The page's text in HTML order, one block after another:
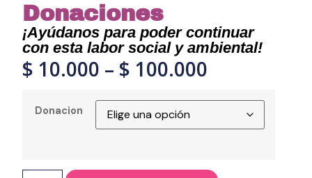
Donaciones
¡Ayúdanos para poder continuar
con esta labor social y ambiental!
$ 10.000 – $ 100.000
Donacion